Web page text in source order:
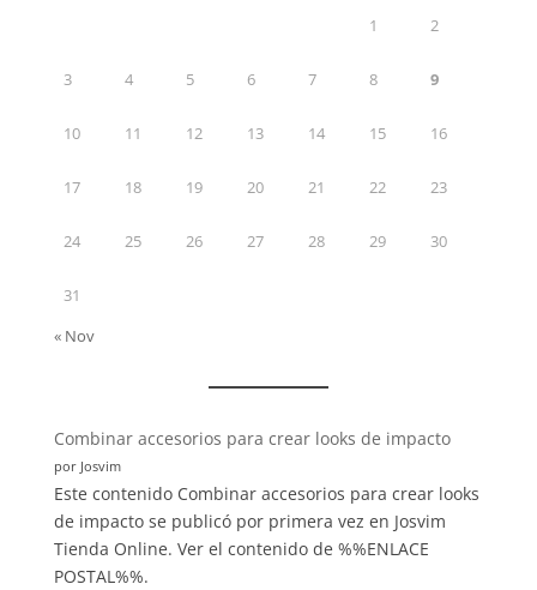
1 2
3 4 5 6 7 8 9
10 11 12 13 14 15 16
17 18 19 20 21 22 23
24 25 26 27 28 29 30
31
« Nov
:
5
rutinas
matutinas
que
te
Combinar accesorios para crear looks de impacto
por Josvim
Este contenido Combinar accesorios para crear looks
de impacto se publicó por primera vez en Josvim
Tienda Online. Ver el contenido de %%ENLACE
POSTAL%%.